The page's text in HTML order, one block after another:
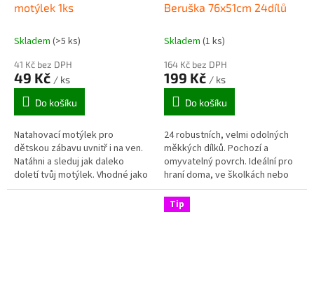
motýlek 1ks
Skladem (>5 ks)
41 Kč bez DPH
49 Kč / ks
Do košíku
Natahovací motýlek pro
dětskou zábavu uvnitř i na ven.
Natáhni a sleduj jak daleko
doletí tvůj motýlek. Vhodné jako
drobný dárek pro děti nebo se
Beruška 76x51cm 24dílů
Skladem (1 ks)
164 Kč bez DPH
199 Kč / ks
Do košíku
24 robustních, velmi odolných
měkkých dílků. Pochozí a
omyvatelný povrch. Ideální pro
hraní doma, ve školkách nebo
dětských centrech.
Tip